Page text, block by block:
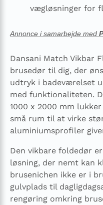
vægløsninger for
Annonce i samarbejde med
Dansani Match Vikbar
brusedør til dig, der
udtryk i badeværelset
med funktionaliteten.
1000 x 2000 mm
små rum til at virke
aluminiumsprofiler
Den vikbare foldedør
løsning, der nemt kan
brusenichen ikke er i
gulvplads til
rengøring omkring